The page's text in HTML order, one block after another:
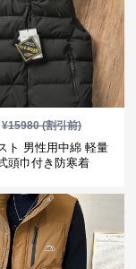
¥15980(割引前)
ト 男性用中綿 軽量
頭巾付き防寒着